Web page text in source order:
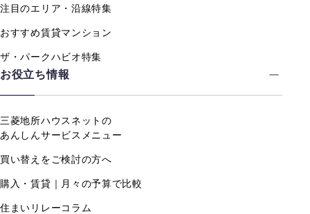
注目のエリア・沿線特集
おすすめ賃貸マンション
ザ・パークハビオ特集
お役立ち情報
三菱地所ハウスネットの
あんしんサービスメニュー
買い替えをご検討の方へ
購入・賃貸｜月々の予算で比較
住まいリレーコラム